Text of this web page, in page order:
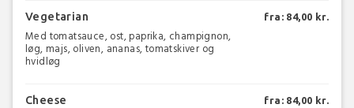
Vegetarian
Med tomatsauce, ost, paprika, champignon,
løg, majs, oliven, ananas, tomatskiver og
hvidløg
fra: 84,00 kr.
Cheese fra: 84,00 kr.